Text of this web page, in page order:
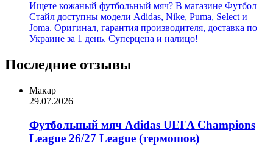
Ищете кожаный футбольный мяч? В магазине Футбол
Стайл доступны модели Adidas, Nike, Puma, Select и
Joma. Оригинал, гарантия производителя, доставка по
Украине за 1 день. Суперцена и налицо!
Последние отзывы
Макар
29.07.2026
Футбольный мяч Adidas UEFA Champions
League 26/27 League (термошов)